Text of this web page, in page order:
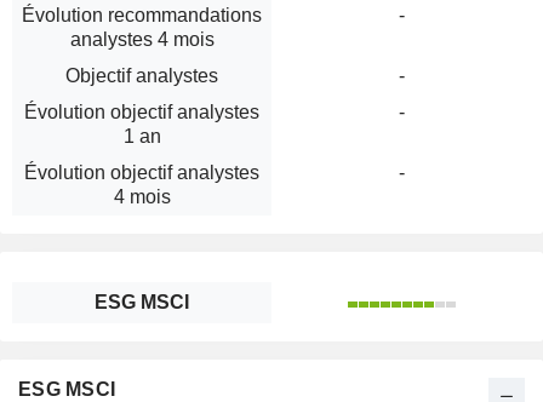
Évolution recommandations
analystes 4 mois
-
Objectif analystes
-
Évolution objectif analystes
1 an
-
Évolution objectif analystes
4 mois
-
ESG MSCI
ESG MSCI